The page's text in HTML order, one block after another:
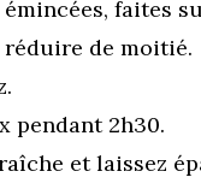
faites
réduire de moitié.
pendant 2h30.
et laissez